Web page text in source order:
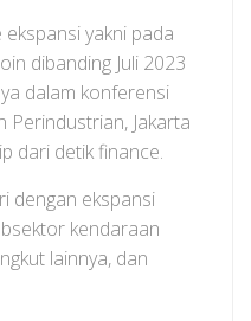
yakni pada
dibanding Juli 2023
dalam konferensi
Jakarta
dari detik finance.
dengan ekspansi
kendaraan
lainnya, dan